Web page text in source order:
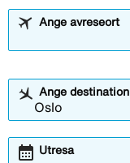
Ange avreseort
Ange destination
Utresa
calendar_month